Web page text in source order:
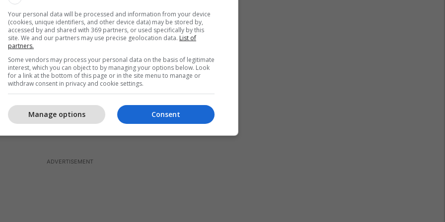
papastërtia dhe sjelljet e çrregullta që lidhin
Oldmanit dhe Krepin. Të dy personazhet janë të
gabimet e së kaluarës, të përndjekur nga
nga vdekja. Oldman i sjell kryeveprës së
të mrekullueshme të humorit interesant dhe
Vendosmëria e madhe me të cilën ai fillimisht
e tij për të gjetur kasetën e duhur, ia lë vendin
e thellë e përfshin karakterin e tij ndërsa
të përsëritur një moment kritik nga e kaluara e
Your personal data will be processed and information from your device
(cookies, unique identifiers, and other device data) may be stored by,
accessed by and shared with 369 partners, or used specifically by this
site. We and our partners may use precise geolocation data. List of
partners.
Some vendors may process your personal data on the basis of legitimate
interest, which you can object to by managing your options below. Look
for a link at the bottom of this page or in the site menu to manage or
withdraw consent in privacy and cookie settings.
Consent
Manage options